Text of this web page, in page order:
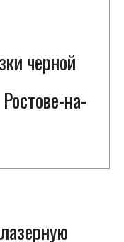
черной
на-